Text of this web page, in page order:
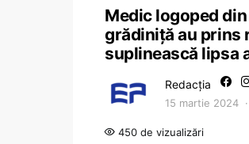
Medic logoped
grădiniță au prins
suplinească lipsa
Redacția
15 martie 2024
450 de vizualizări